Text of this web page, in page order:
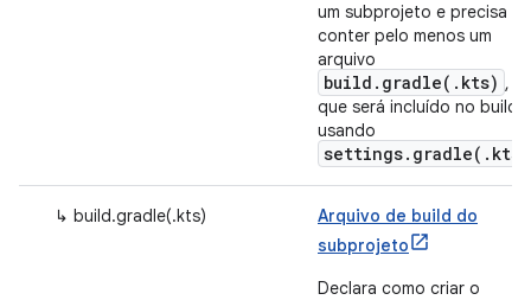
um subprojeto e precisa
conter pelo menos um
arquivo
build.gradle(.kts) ,
que será incluído no build
usando
settings.gradle(.kts)
↳ build.gradle(.kts)
Arquivo de build do
subprojeto
Declara como criar o